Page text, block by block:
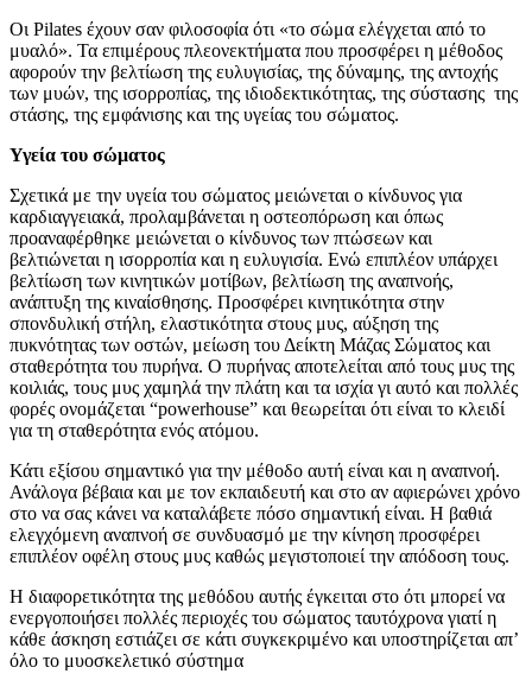
Oι Pilates έχουν σαν φιλοσοφία ότι «το σώμα ελέγχεται από το
μυαλό». Τα επιμέρους πλεονεκτήματα που προσφέρει η μέθοδος
αφορούν την βελτίωση της ευλυγισίας, της δύναμης, της αντοχής
των μυών, της ισορροπίας, της ιδιοδεκτικότητας, της σύστασης της
στάσης, της εμφάνισης και της υγείας του σώματος.
Υγεία του σώματος
Σχετικά με την υγεία του σώματος μειώνεται ο κίνδυνος για
καρδιαγγειακά, προλαμβάνεται η οστεοπόρωση και όπως
προαναφέρθηκε μειώνεται ο κίνδυνος των πτώσεων και
βελτιώνεται η ισορροπία και η ευλυγισία. Ενώ επιπλέον υπάρχει
βελτίωση των κινητικών μοτίβων, βελτίωση της αναπνοής,
ανάπτυξη της κιναίσθησης. Προσφέρει κινητικότητα στην
σπονδυλική στήλη, ελαστικότητα στους μυς, αύξηση της
πυκνότητας των οστών, μείωση του Δείκτη Μάζας Σώματος και
σταθερότητα του πυρήνα. Ο πυρήνας αποτελείται από τους μυς της
κοιλιάς, τους μυς χαμηλά την πλάτη και τα ισχία γι αυτό και πολλές
φορές ονομάζεται “powerhouse” και θεωρείται ότι είναι το κλειδί
για τη σταθερότητα ενός ατόμου.
Κάτι εξίσου σημαντικό για την μέθοδο αυτή είναι και η αναπνοή.
Ανάλογα βέβαια και με τον εκπαιδευτή και στο αν αφιερώνει χρόνο
στο να σας κάνει να καταλάβετε πόσο σημαντική είναι. Η βαθιά
ελεγχόμενη αναπνοή σε συνδυασμό με την κίνηση προσφέρει
επιπλέον οφέλη στους μυς καθώς μεγιστοποιεί την απόδοση τους.
Η διαφορετικότητα της μεθόδου αυτής έγκειται στο ότι μπορεί να
ενεργοποιήσει πολλές περιοχές του σώματος ταυτόχρονα γιατί η
κάθε άσκηση εστιάζει σε κάτι συγκεκριμένο και υποστηρίζεται απ’
όλο το μυοσκελετικό σύστημα